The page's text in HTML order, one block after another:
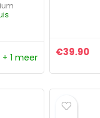
+ 1 meer €39.90